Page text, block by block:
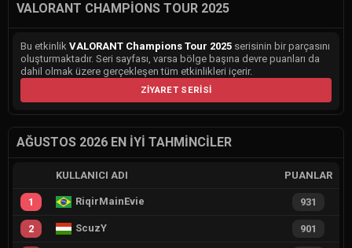
VALORANT CHAMPIONS TOUR 2025
Bu etkinlik VALORANT Champions Tour 2025 serisinin bir parçasını
oluşturmaktadır. Seri sayfası, varsa bölge başına devre puanları da
dahil olmak üzere gerçekleşen tüm etkinlikleri içerir.
ZIYARET SERISI
AĞUSTOS 2026 EN İYI TAHMINCILER
KULLANICI ADI PUANLAR
1 RiqirMainEvie 931
2 ScuzY 901